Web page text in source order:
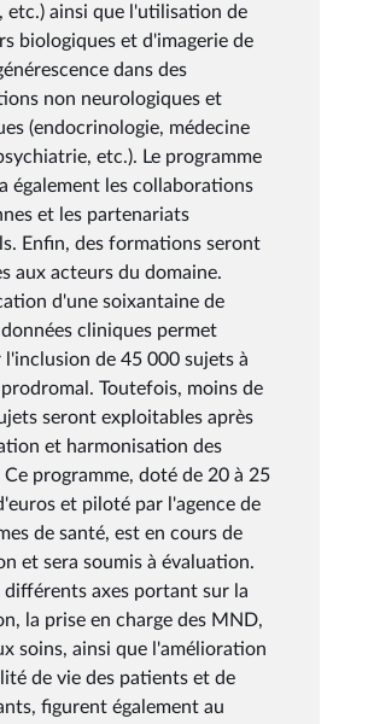
etc.) ainsi que l'utilisation de
biologiques et d'imagerie de
dans des
non neurologiques et
(endocrinologie, médecine
etc.). Le programme
également les collaborations
et les partenariats
Enfin, des formations seront
aux acteurs du domaine.
d'une soixantaine de
données cliniques permet
l'inclusion de 45 000 sujets à
Toutefois, moins de
seront exploitables après
et harmonisation des
Ce programme, doté de 20 à 25
et piloté par l'agence de
de santé, est en cours de
et sera soumis à évaluation.
différents axes portant sur la
la prise en charge des MND,
soins, ainsi que l'amélioration
de vie des patients et de
figurent également au